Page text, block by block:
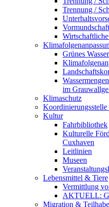
Trennung /
Grünes
im
Klimaschutz
Kultur
Fahrbibliothek
Kulturelle
Cuxhaven
Leitlinien
Museen
Lebensmittel & Tiere
Vermittlung
AKTUELL:
Migration & Teilhabe